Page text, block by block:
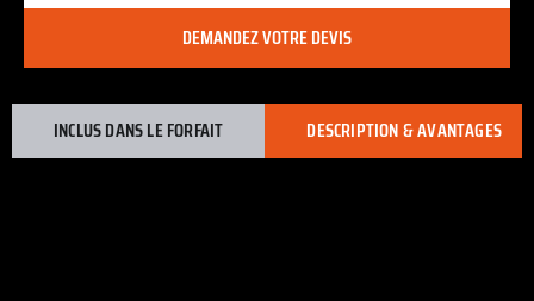
DEMANDEZ VOTRE DEVIS
INCLUS DANS LE FORFAIT DESCRIPTION & AVANTAGES